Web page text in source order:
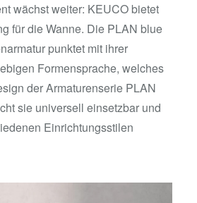
wächst weiter: KEUCO bietet
für die Wanne. Die PLAN blue
punktet mit ihrer
Formensprache, welches
der Armaturenserie PLAN
sie universell einsetzbar und
Einrichtungsstilen